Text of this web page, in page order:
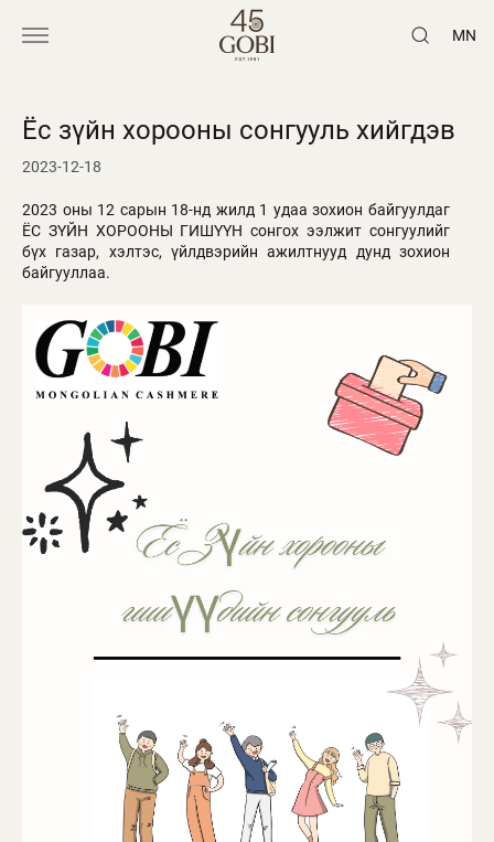
MN
Ёс зүйн хорооны сонгууль хийгдэв
2023-12-18
2023 оны 12 сарын 18-нд жилд 1 удаа зохион байгуулдаг
ЁС ЗҮЙН ХОРООНЫ ГИШҮҮН сонгох ээлжит сонгуулийг
бүх газар, хэлтэс, үйлдвэрийн ажилтнууд дунд зохион
байгууллаа.